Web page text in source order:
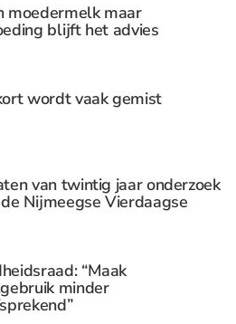
moedermelk maar
blijft het advies
wordt vaak gemist
van twintig jaar onderzoek
Nijmeegse Vierdaagse
“Maak
minder